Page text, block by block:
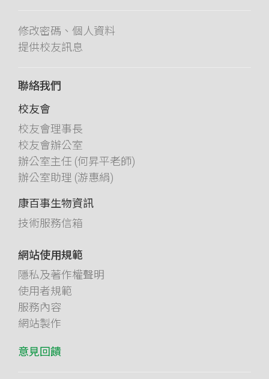
修改密碼、個人資料
提供校友訊息
聯絡我們
校友會
校友會理事長
校友會辦公室
辦公室主任 (何昇平老師)
辦公室助理 (游惠絹)
康百事生物資訊
技術服務信箱
網站使用規範
隱私及著作權聲明
使用者規範
服務內容
網站製作
意見回饋